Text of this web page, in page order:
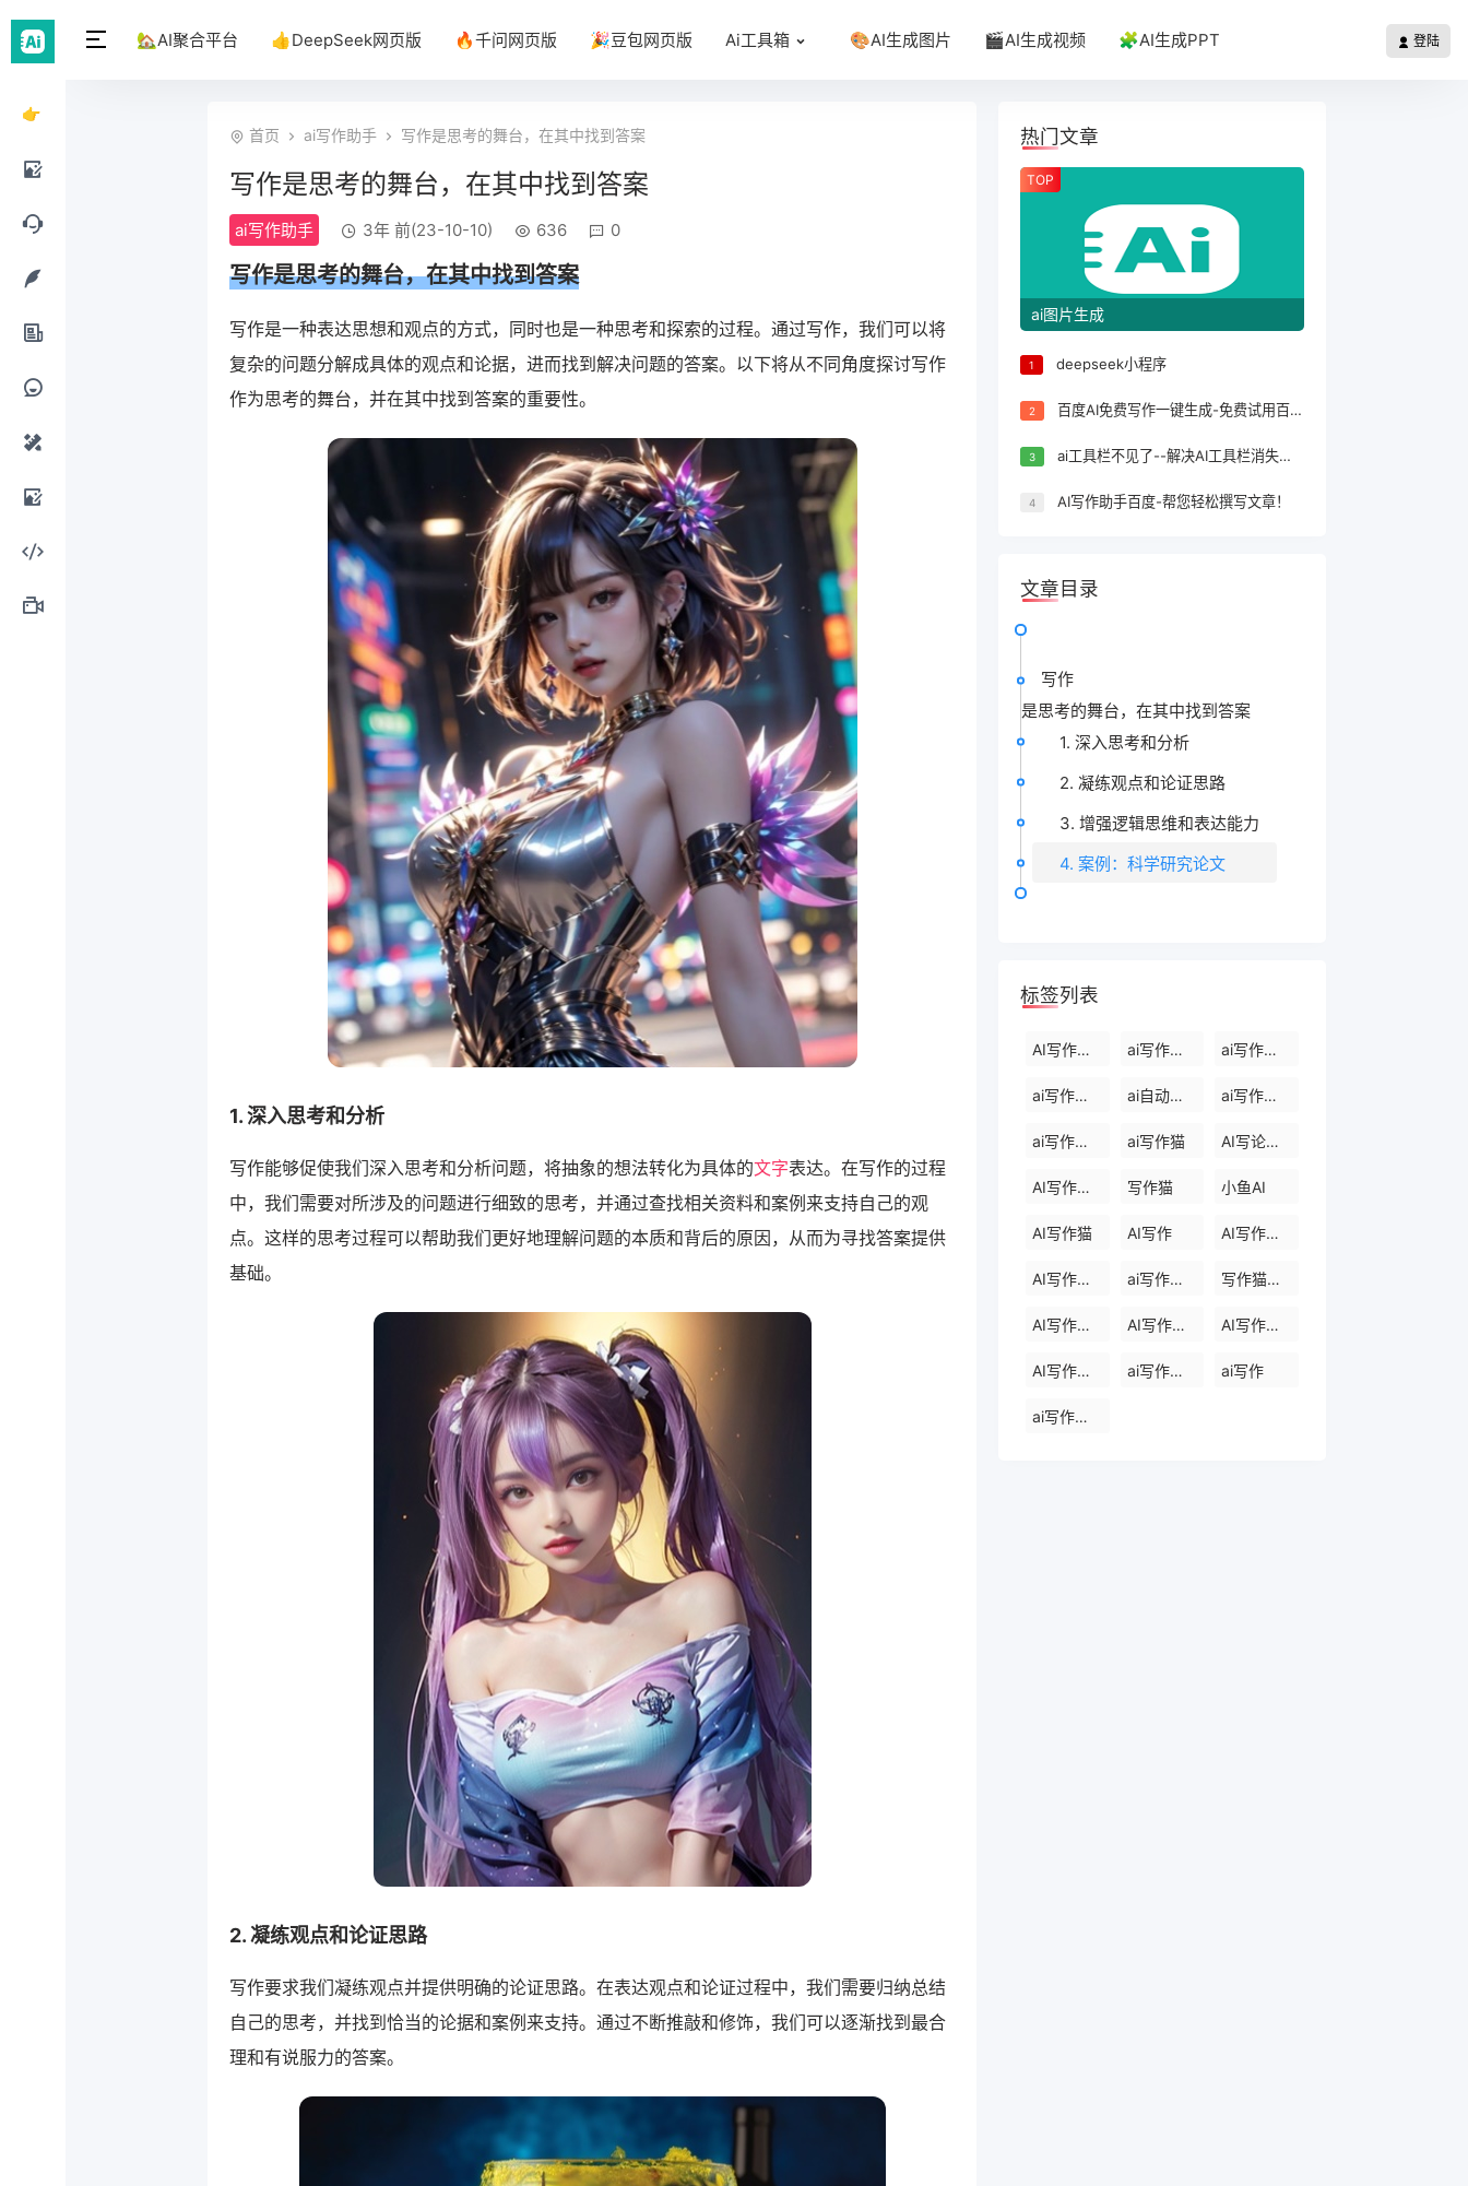
👉
DeepSeek
AI绘
AI聊
AI写
AI办
AI提
AI设
AI图
AI编
🏡AI聚合平台 👍DeepSeek网页版 🔥千问网页版 🎉豆包网页版 Ai工具箱 🎨AI生成图片 🎬AI生成视频 🧩AI生成PPT 登陆
首页 ai写作助手 写作是思考的舞台，在其中找到答案
写作是思考的舞台，在其中找到答案
ai写作助手 3年 前(23-10-10) 636 0
写作是思考的舞台，在其中找到答案
写作是一种表达思想和观点的方式，同时也是一种思考和探索的过程。通过写作，我们可以将
复杂的问题分解成具体的观点和论据，进而找到解决问题的答案。以下将从不同角度探讨写作
作为思考的舞台，并在其中找到答案的重要性。
1. 深入思考和分析
写作能够促使我们深入思考和分析问题，将抽象的想法转化为具体的文字表达。在写作的过程
中，我们需要对所涉及的问题进行细致的思考，并通过查找相关资料和案例来支持自己的观
点。这样的思考过程可以帮助我们更好地理解问题的本质和背后的原因，从而为寻找答案提供
基础。
2. 凝练观点和论证思路
写作要求我们凝练观点并提供明确的论证思路。在表达观点和论证过程中，我们需要归纳总结
自己的思考，并找到恰当的论据和案例来支持。通过不断推敲和修饰，我们可以逐渐找到最合
理和有说服力的答案。
热门文章
TOP
ai图片生成
1 deepseek小程序
2 百度AI免费写作一键生成-免费试用百度AI写作一键生成，轻松完成文案创作！
3 ai工具栏不见了--解决AI工具栏消失问题的方法
4 AI写作助手百度-帮您轻松撰写文章！
文章目录
写作
是思考的舞台，在其中找到答案
1. 深入思考和分析
2. 凝练观点和论证思路
3. 增强逻辑思维和表达能力
4. 案例：科学研究论文
标签列表
AI写作生成器 ai写作软件下载 ai写作免费软件
ai写作软件永久免费版 ai自动写作软件 ai写作生成器
ai写作免费 ai写作猫 AI写论文生成器
AI写作助手 写作猫 小鱼AI
AI写作猫 AI写作 AI写作生成器
AI写作助手 ai写作助手会员 写作猫官网
AI写作助手官网 AI写作助手免费版 AI写作助手那些
AI写作助手原创 ai写作助手网页版 ai写作
ai写作官网